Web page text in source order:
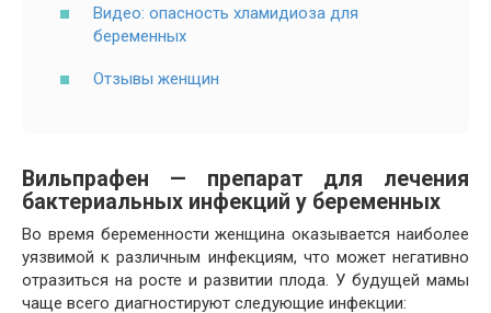
Видео: опасность хламидиоза для
беременных
Отзывы женщин
Вильпрафен — препарат для лечения
бактериальных инфекций у беременных
Во время беременности женщина оказывается наиболее
уязвимой к различным инфекциям, что может негативно
отразиться на росте и развитии плода. У будущей мамы
чаще всего диагностируют следующие инфекции: